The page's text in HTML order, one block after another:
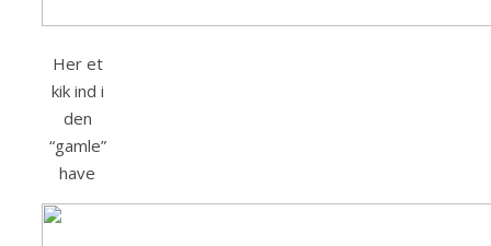
Her et
kik ind i
den
“gamle”
have